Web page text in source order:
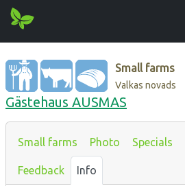
Small farms
Valkas novads
Gästehaus AUSMAS
Small farms Photo Specials
Feedback Info